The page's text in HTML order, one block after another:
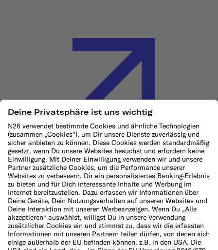
Cookie-Richtlinie